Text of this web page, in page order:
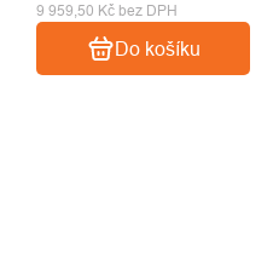
9 959,50 Kč bez DPH
Do košíku